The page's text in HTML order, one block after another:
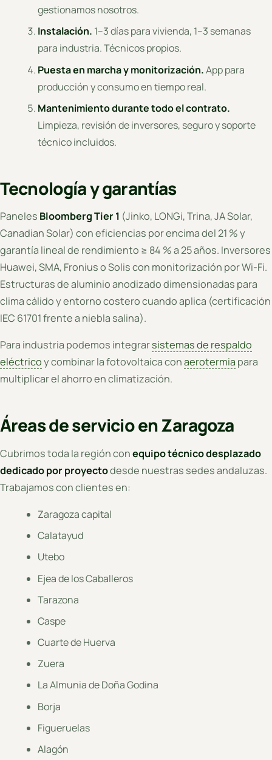
gestionamos nosotros.
Instalación. 1–3 días para vivienda, 1–3 semanas
para industria. Técnicos propios.
Puesta en marcha y monitorización.App para
producción y consumo en tiempo real.
Mantenimiento durante todo el contrato.
Limpieza, revisión de inversores, seguro y soporte
técnico incluidos.
Tecnología y garantías
Paneles Bloomberg Tier 1 (Jinko, LONGi, Trina, JA Solar,
Canadian Solar) con eficiencias por encima del 21 % y
garantía lineal de rendimiento ≥ 84 % a 25 años. Inversores
Huawei, SMA, Fronius o Solis con monitorización por Wi-Fi.
Estructuras de aluminio anodizado dimensionadas para
clima cálido y entorno costero cuando aplica (certificación
IEC 61701 frente a niebla salina).
Para industria podemos integrarsistemas de respaldo
eléctricoy combinar la fotovoltaica conaerotermia para
multiplicar el ahorro en climatización.
Áreas de servicio en Zaragoza
Cubrimos toda la región conequipo técnico desplazado
dedicado por proyectodesde nuestras sedes andaluzas.
Trabajamos con clientes en:
Zaragoza capital
Calatayud
Utebo
Ejea de los Caballeros
Tarazona
Caspe
Cuarte de Huerva
Zuera
La Almunia de Doña Godina
Borja
Figueruelas
Alagón